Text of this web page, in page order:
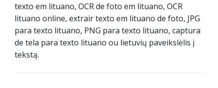
texto em lituano, OCR de foto em lituano, OCR
lituano online, extrair texto em lituano de foto, JPG
para texto lituano, PNG para texto lituano, captura
de tela para texto lituano ou lietuvių paveikslėlis į
tekstą.